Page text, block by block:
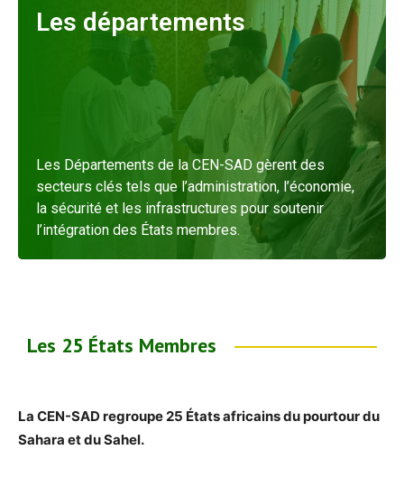
Les départements
Les Départements de la CEN-SAD gèrent des
secteurs clés tels que l’administration, l’économie,
la sécurité et les infrastructures pour soutenir
l’intégration des États membres.
Les 25 États Membres
La CEN-SAD regroupe 25 États africains du pourtour du
Sahara et du Sahel.